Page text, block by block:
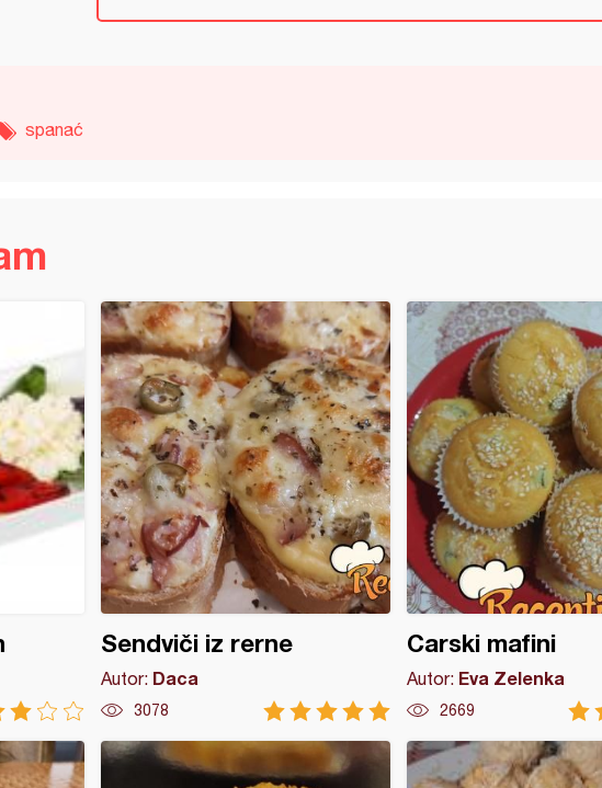
spanać
Sendviči iz rerne
Autor: Daca
3078
Carski mafini
Autor: Eva Zelenka
2669